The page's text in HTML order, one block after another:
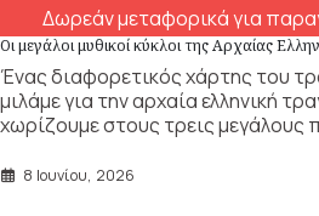
Δωρεάν μεταφορικά για
Οι μεγάλοι μυθικοί κύκλοι της Αρχαίας
Ένας διαφορετικός χάρτης του
μιλάμε για την αρχαία ελληνική
χωρίζουμε στους τρεις μεγάλους
8 Ιουνίου, 2026